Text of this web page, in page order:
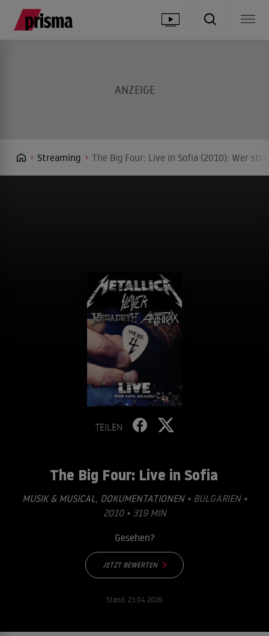
Streaming The Big Four: Live in Sofia (2010): Wer
TEILEN
The Big Four: Live in Sofia
MUSIK & MUSICAL, DOKUMENTATIONEN• BULGARIEN •
2010 • 319 MIN
Gesehen?
JETZT BEWERTEN
Stand: 23.04.2026